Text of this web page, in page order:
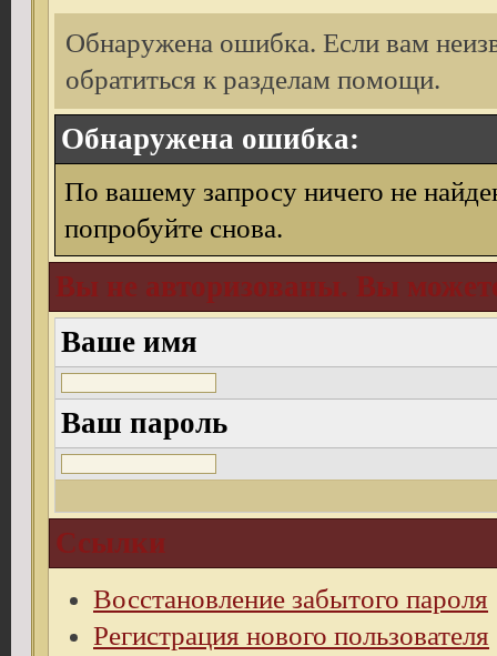
Обнаружена ошибка. Если вам
обратиться к разделам помощи.
Обнаружена ошибка:
По вашему запросу ничего не
попробуйте снова.
Вы не авторизованы. Вы
Ваше имя
Ваш пароль
Ссылки
Восстановление забытого пароля
Регистрация нового пользователя